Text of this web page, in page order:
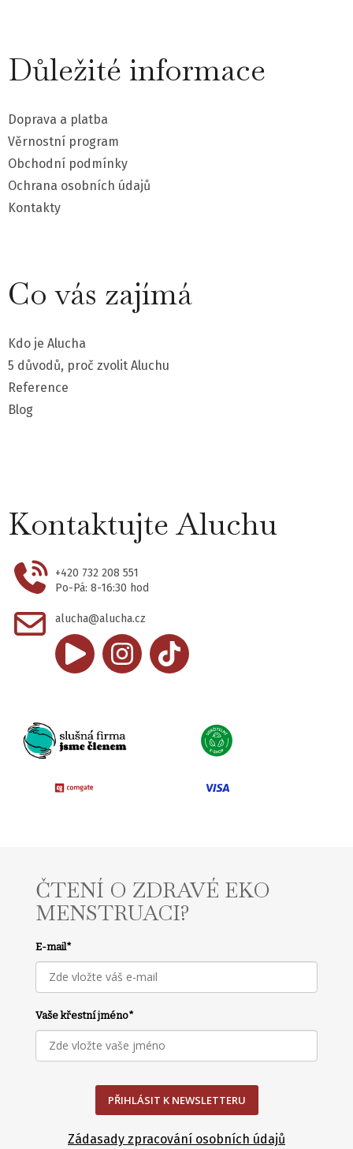
p
a
t
Důležité informace
Doprava a platba
Věrnostní program
Obchodní podmínky
Ochrana osobních údajů
Kontakty
Co vás zajímá
Kdo je Alucha
5 důvodů, proč zvolit Aluchu
Reference
Blog
Kontaktujte Aluchu
+420 732 208 551
Po-Pá: 8-16:30 hod
alucha@alucha.cz
ČTENÍ O ZDRAVÉ EKO
MENSTRUACI?
E-mail*
Vaše křestní jméno*
PŘIHLÁSIT K NEWSLETTERU
Zádasady zpracování osobních údajů